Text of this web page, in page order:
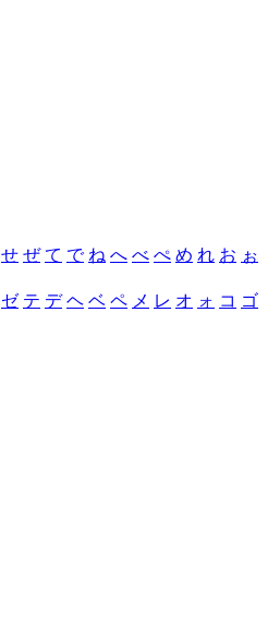
せ ぜ て で ね へ べ ぺ め れ お ぉ
ゼ テ デ ヘ ベ ペ メ レ オ ォ コ ゴ